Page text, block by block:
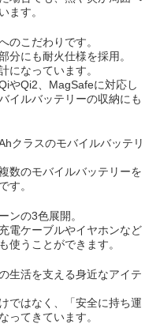
ます。
のこだわりです。
分にも耐火仕様を採用。
になっています。
やQi2、MagSafeに対応し
イルバッテリーの収納にも
クラスのモバイルバッテリ
数のモバイルバッテリーを
す。
ンの3色展開。
電ケーブルやイヤホンなど
使うことができます。
生活を支える身近なアイテ
ではなく、「安全に持ち運
ってきています。